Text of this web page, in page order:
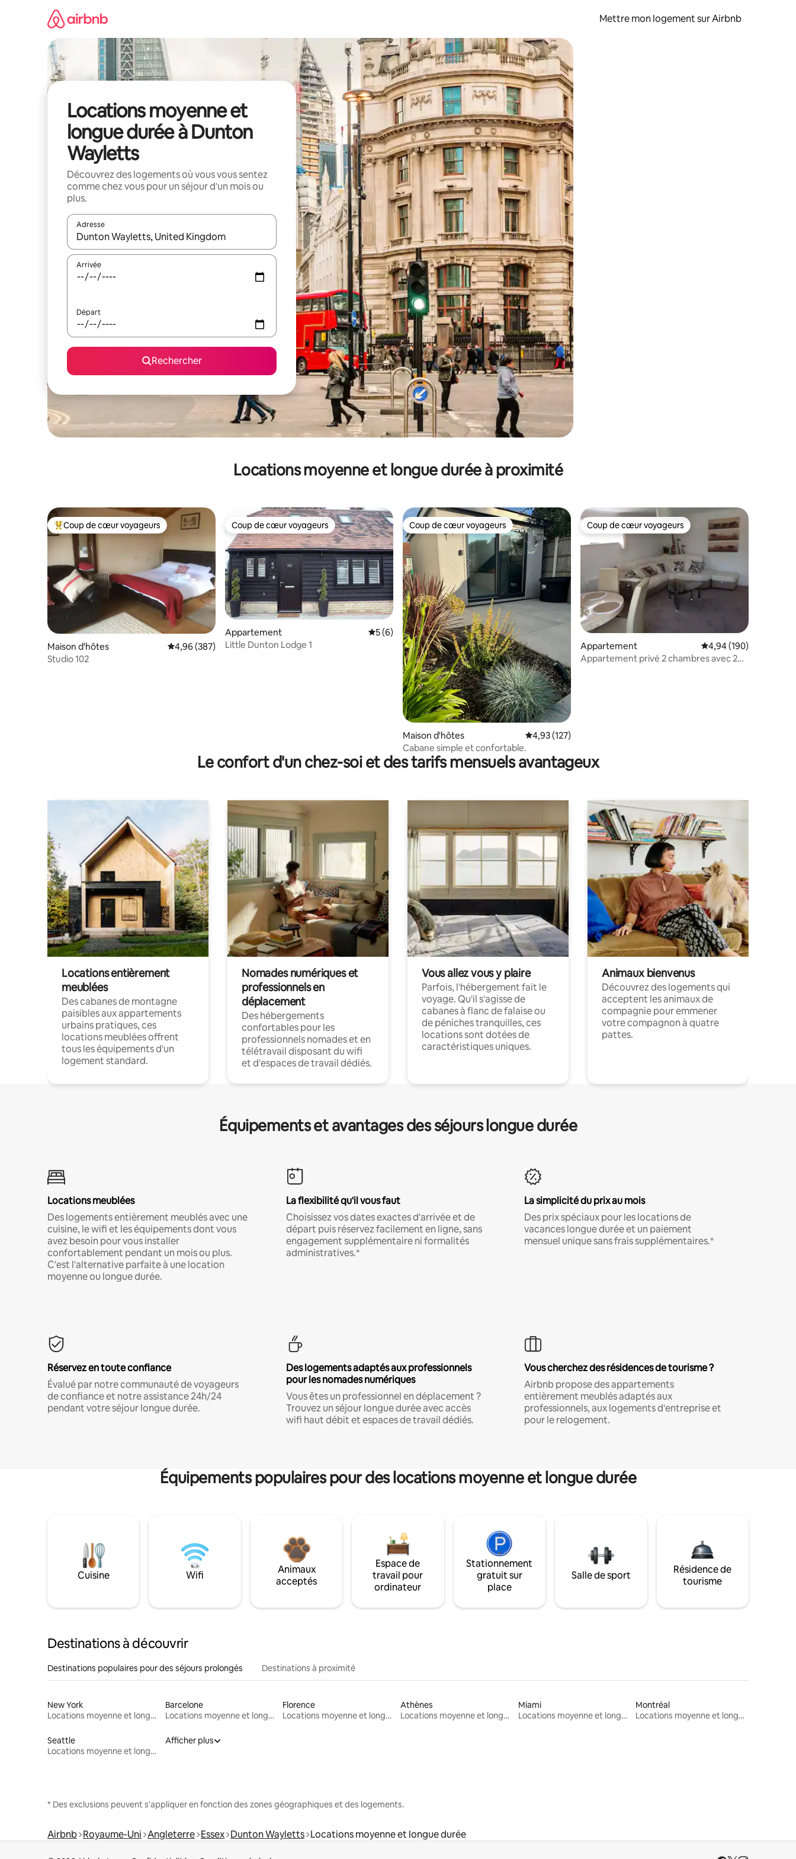
Mettre mon logement sur Airbnb
Locations moyenne et
longue durée à Dunton
Wayletts
Découvrez des logements où vous vous sentez
comme chez vous pour un séjour d'un mois ou
plus.
Adresse
Lorsque les résultats s'affichent, utilisez les flèches vers le haut et vers le bas pour les parcourir ou en appuyant et en faisant glisser.
Arrivée
Départ
Rechercher
Locations moyenne et longue durée à proximité
Coups de cœur voyageurs les plus appréciés
Coup de cœur voyageurs
Maison d'hôtes Évaluation moyenne sur la base de 387 commentaires : 4,96 sur 5
4,96 (387)
Studio 102
Coup de cœur voyageurs
Coup de cœur voyageurs
Appartement Évaluation moyenne sur la base de 6 commentaires : 5 sur 5
5 (6)
Little Dunton Lodge 1
Coup de cœur voyageurs
Coup de cœur voyageurs
Maison d'hôtes Évaluation moyenne sur la base de 127 commentaires : 4,93 sur 5
4,93 (127)
Cabane simple et confortable.
Coup de cœur voyageurs
Coup de cœur voyageurs
Appartement Évaluation moyenne
4,94 (190)
Appartement privé 2 chambres avec 2
Le confort d'un chez-soi et des tarifs mensuels avantageux
Locations entièrement
meublées
Des cabanes de montagne
paisibles aux appartements
urbains pratiques, ces
locations meublées offrent
tous les équipements d'un
logement standard.
Nomades numériques et
professionnels en
déplacement
Des hébergements
confortables pour les
professionnels nomades et en
télétravail disposant du wifi
et d'espaces de travail dédiés.
Vous allez vous y plaire
Parfois, l'hébergement fait le
voyage. Qu'il s'agisse de
cabanes à flanc de falaise ou
de péniches tranquilles, ces
locations sont dotées de
caractéristiques uniques.
Animaux bienvenus
Découvrez des logements qui
acceptent les animaux de
compagnie pour emmener
votre compagnon à quatre
pattes.
Équipements et avantages des séjours longue durée
Locations meublées
Des logements entièrement meublés avec une
cuisine, le wifi et les équipements dont vous
avez besoin pour vous installer
confortablement pendant un mois ou plus.
C'est l'alternative parfaite à une location
moyenne ou longue durée.
La flexibilité qu'il vous faut
Choisissez vos dates exactes d'arrivée et de
départ puis réservez facilement en ligne, sans
engagement supplémentaire ni formalités
administratives.*
La simplicité du prix au mois
Des prix spéciaux pour les locations de
vacances longue durée et un paiement
mensuel unique sans frais supplémentaires.*
Réservez en toute confiance
Évalué par notre communauté de voyageurs
de confiance et notre assistance 24h/24
pendant votre séjour longue durée.
Des logements adaptés aux professionnels
pour les nomades numériques
Vous êtes un professionnel en déplacement ?
Trouvez un séjour longue durée avec accès
wifi haut débit et espaces de travail dédiés.
Vous cherchez des résidences de tourisme ?
Airbnb propose des appartements
entièrement meublés adaptés aux
professionnels, aux logements d'entreprise et
pour le relogement.
Équipements populaires pour des locations moyenne et longue durée
Cuisine Wifi
Animaux
acceptés
Espace de
travail pour
ordinateur
Stationnement
gratuit sur
place
Salle de sport
Résidence de
tourisme
Destinations à découvrir
Destinations populaires pour des séjours prolongés Destinations à proximité
New York
Locations moyenne et longue durée
Barcelone
Locations moyenne et longue durée
Florence
Locations moyenne et longue durée
Athènes
Locations moyenne et longue durée
Miami
Locations moyenne et longue durée
Montréal
Locations moyenne et longue durée
Seattle
Locations moyenne et longue durée
Afficher plus
* Des exclusions peuvent s'appliquer en fonction des zones géographiques et des logements.
Airbnb Royaume-Uni Angleterre Essex Dunton Wayletts Locations moyenne et longue durée